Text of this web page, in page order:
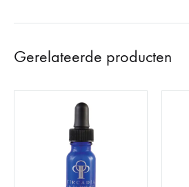
Gerelateerde producten